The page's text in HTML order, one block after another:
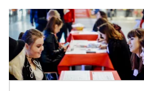
Ta sekcja zawiera treści